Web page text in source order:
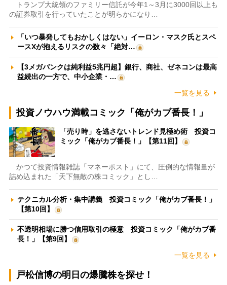
トランプ大統領のファミリー信託が今年1～3月に3000回以上も
の証券取引を行っていたことが明らかになり…
「いつ暴発してもおかしくはない」イーロン・マスク氏とスペ
ースXが抱えるリスクの数々「絶対…
【3メガバンクは純利益5兆円超】銀行、商社、ゼネコンは最高
益続出の一方で、中小企業・…
一覧を見る
投資ノウハウ満載コミック「俺がカブ番長！」
「売り時」を逃さないトレンド見極め術 投資コ
ミック「俺がカブ番長！」【第11回】
かつて投資情報雑誌「マネーポスト」にて、圧倒的な情報量が
詰め込まれた「天下無敵の株コミック」とし…
テクニカル分析・集中講義 投資コミック「俺がカブ番長！」
【第10回】
不透明相場に勝つ信用取引の極意 投資コミック「俺がカブ番
長！」【第9回】
一覧を見る
戸松信博の明日の爆騰株を探せ！